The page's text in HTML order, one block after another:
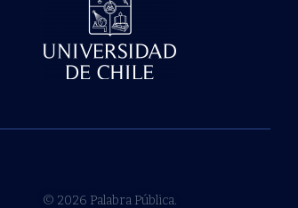
© 2026 Palabra Pública.